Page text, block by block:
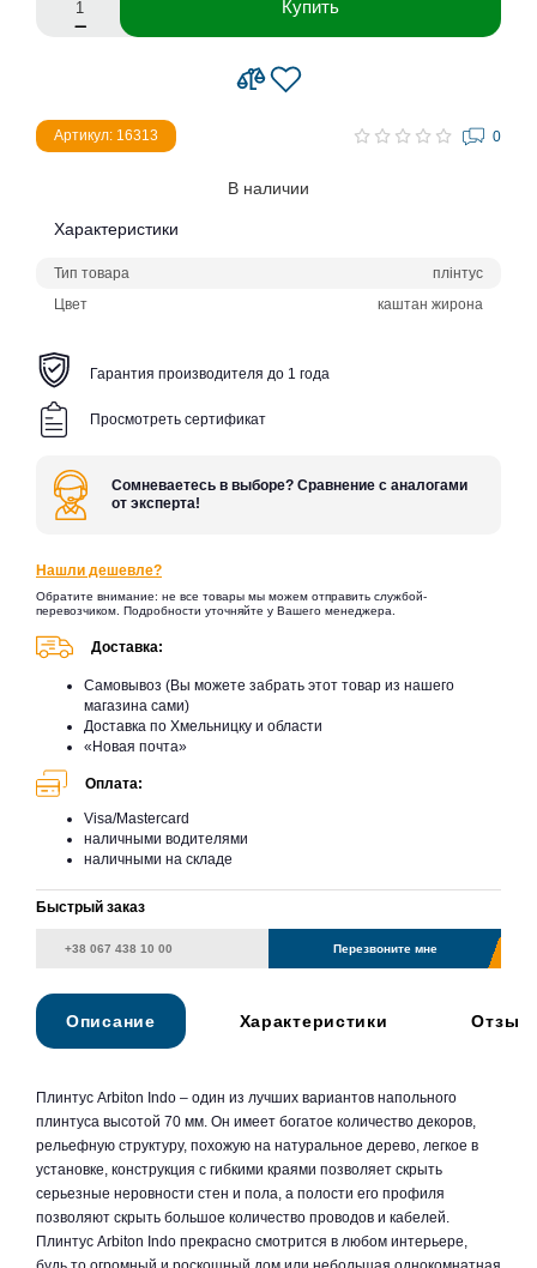
Купить
Артикул: 16313 0
В наличии
Характеристики
Тип товара
плінтус
Цвет
каштан жирона
Гарантия производителя до 1 года
Просмотреть сертификат
Сомневаетесь в выборе? Сравнение с аналогами
от эксперта!
Нашли дешевле?
Обратите внимание: не все товары мы можем отправить службой-
перевозчиком. Подробности уточняйте у Вашего менеджера.
Доставка:
Самовывоз (Вы можете забрать этот товар из нашего
магазина сами)
Доставка по Хмельницку и области
«Новая почта»
Оплата:
Visa/Mastercard
наличными водителями
наличными на складе
Быстрый заказ
Перезвоните мне
Описание Характеристики
Плинтус Arbiton Indo – один из лучших вариантов напольного
плинтуса высотой 70 мм. Он имеет богатое количество декоров,
рельефную структуру, похожую на натуральное дерево, легкое в
установке, конструкция с гибкими краями позволяет скрыть
серьезные неровности стен и пола, а полости его профиля
позволяют скрыть большое количество проводов и кабелей.
Плинтус Arbiton Indo прекрасно смотрится в любом интерьере,